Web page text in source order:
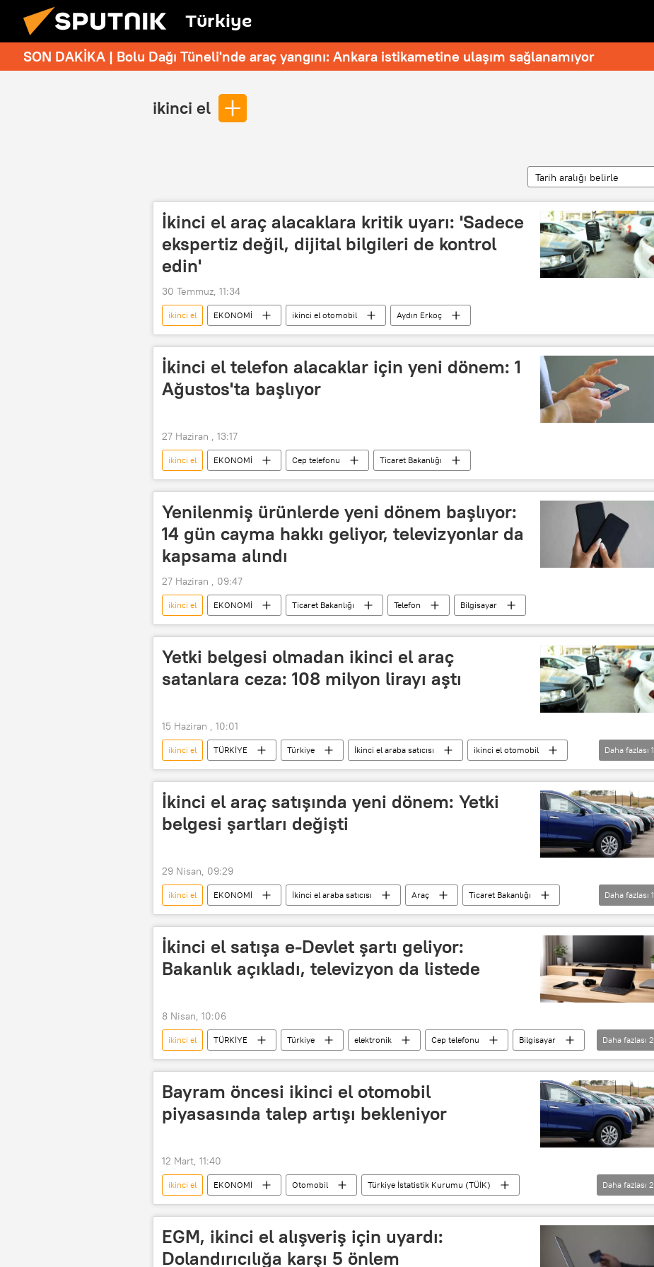
Türkiye
SON DAKİKA | Bolu Dağı Tüneli'nde araç yangını: Ankara istikametine ulaşım sağlanamıyor
ikinci el
Tarih aralığı belirle
İkinci el araç alacaklara kritik uyarı: 'Sadece
ekspertiz değil, dijital bilgileri de kontrol
edin'
30 Temmuz, 11:34
ikinci el EKONOMİ ikinci el otomobil Aydın Erkoç
İkinci el telefon alacaklar için yeni dönem: 1
Ağustos'ta başlıyor
27 Haziran , 13:17
ikinci el EKONOMİ Cep telefonu Ticaret Bakanlığı
Yenilenmiş ürünlerde yeni dönem başlıyor:
14 gün cayma hakkı geliyor, televizyonlar da
kapsama alındı
27 Haziran , 09:47
ikinci el EKONOMİ Ticaret Bakanlığı Telefon Bilgisayar
Yetki belgesi olmadan ikinci el araç
satanlara ceza: 108 milyon lirayı aştı
15 Haziran , 10:01
ikinci el TÜRKİYE Türkiye İkinci el araba satıcısı
ikinci el otomobil
Ticaret Bakanlığı
Daha fazlası 1
İkinci el araç satışında yeni dönem: Yetki
belgesi şartları değişti
29 Nisan, 09:29
ikinci el EKONOMİ İkinci el araba satıcısı Araç
Ticaret Bakanlığı
Resmî Gazete
Daha fazlası 1
İkinci el satışa e-Devlet şartı geliyor:
Bakanlık açıkladı, televizyon da listede
8 Nisan, 10:06
ikinci el TÜRKİYE Türkiye elektronik Cep telefonu
Bilgisayar
İkinci el
ikinci el eşya
Daha fazlası 2
Bayram öncesi ikinci el otomobil
piyasasında talep artışı bekleniyor
12 Mart, 11:40
ikinci el EKONOMİ Otomobil
Türkiye İstatistik Kurumu (TÜİK)
Aydın Erkoç
Motorlu Araç Satıcıları Federasyonu
Daha fazlası 2
EGM, ikinci el alışveriş için uyardı:
Dolandırıcılığa karşı 5 önlem